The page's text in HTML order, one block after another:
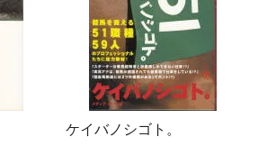
ケイバノシゴト。